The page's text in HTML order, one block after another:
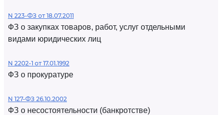
N 223-ФЗ от 18.07.2011
ФЗ о закупках товаров, работ, услуг отдельными
видами юридических лиц
N 2202-1 от 17.01.1992
ФЗ о прокуратуре
N 127-ФЗ 26.10.2002
ФЗ о несостоятельности (банкротстве)